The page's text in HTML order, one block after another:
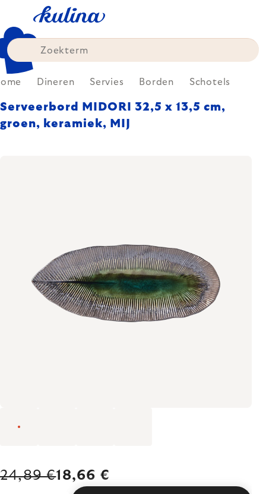
content
Dineren Servies Borden Schotels
Serveerbord MIDORI 32,5 x 13,5 cm,
groen, keramiek, MIJ
24,89 €18,66 €